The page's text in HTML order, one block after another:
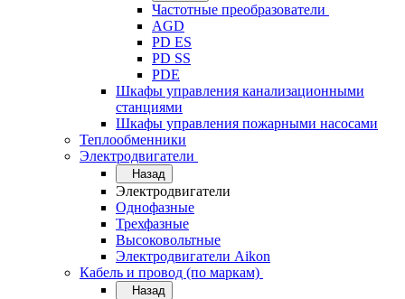
Частотные преобразователи
AGD
PD ES
PD SS
PDE
Шкафы управления канализационными
станциями
Шкафы управления пожарными насосами
Теплообменники
Электродвигатели
Назад
Электродвигатели
Однофазные
Трехфазные
Высоковольтные
Электродвигатели Aikon
Кабель и провод (по маркам)
Назад